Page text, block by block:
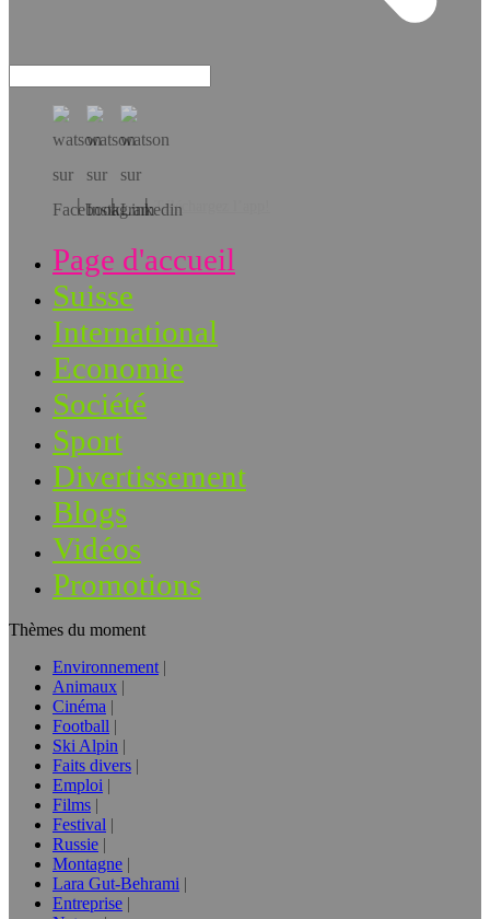
Téléchargez l’app!
Page d'accueil
Suisse
International
Economie
Société
Sport
Divertissement
Blogs
Vidéos
Promotions
Thèmes du moment
Environnement
Animaux
Cinéma
Football
Ski Alpin
Faits divers
Emploi
Films
Festival
Russie
Montagne
Lara Gut-Behrami
Entreprise